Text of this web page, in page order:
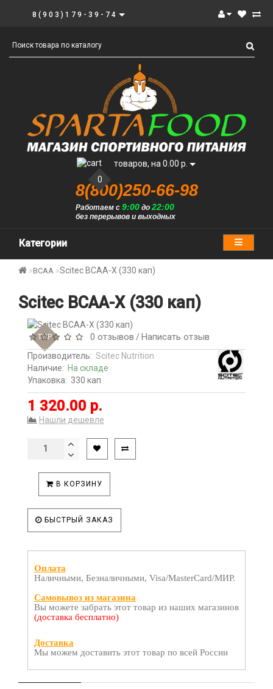
8(903)179-39-74
0
товаров, на 0.00 р.
8(800)250-66-98
Работаем с 9:00до 22:00
без перерывов и выходных
Категории
BCAA Scitec BCAA-X (330 кап)
Scitec BCAA-X (330 кап)
TOP 0 отзывов /Написать отзыв
Производитель: Scitec Nutrition
Наличие: На складе
Упаковка: 330 кап
1 320.00 р.
Нашли дешевле
В КОРЗИНУ
БЫСТРЫЙ ЗАКАЗ
Оплата
Наличными, Безналичными, Visa/MasterCard/МИР.
Самовывоз из магазина
Вы можете забрать этот товар из наших магазинов
(доставка бесплатно)
Доставка
Мы можем доставить этот товар по всей России